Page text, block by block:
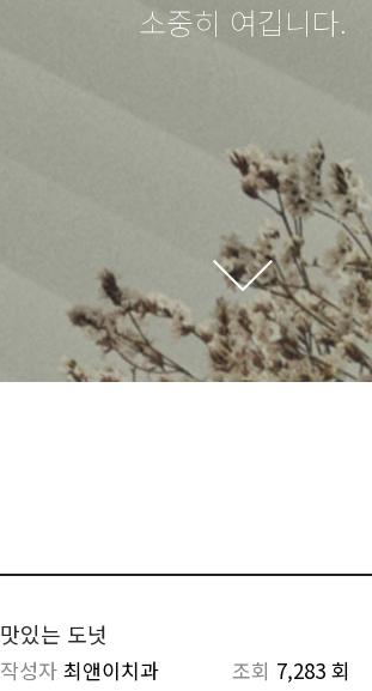
소중히 여깁니다.
맛있는 도넛
작성자최앤이치과 조회 7,283 회